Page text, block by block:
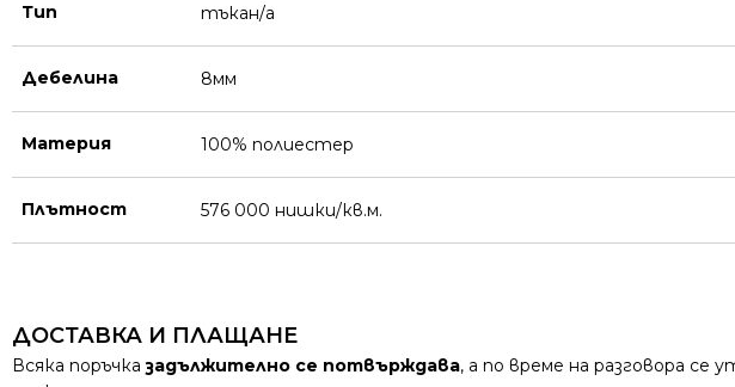
Тип тъкан/а
Дебелина 8мм
Материя 100% полиестер
Плътност 576 000 нишки/кв.м.
ДОСТАВКА И ПЛАЩАНЕ
Всяка поръчказадължително се потвърждава, а по време на разговора се